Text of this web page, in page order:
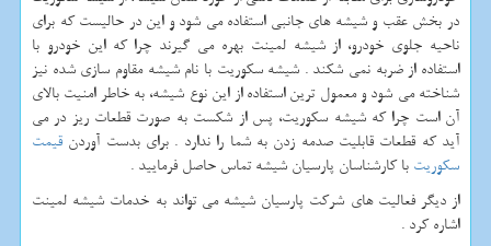
در بخش عقب و شیشه های جانبی استفاده می شود و این در حالیست که برای
ناحیه جلوی خودرو، از شیشه لمینت بهره می گیرند چرا که این خودرو با
استفاده از ضربه نمی شکند . شیشه سکوریت با نام شیشه مقاوم سازی شده نیز
شناخته می شود و معمول ترین استفاده از این نوع شیشه، به خاطر امنیت بالای
آن است چرا که شیشه سکوریت، پس از شکست به صورت قطعات ریز در می
آید که قطعات قابلیت صدمه زدن به شما را ندارد . برای بدست آوردن قیمت
سکوریت با کارشناسان پارسیان شیشه تماس حاصل فرمایید .
از دیگر فعالیت های شرکت پارسیان شیشه می تواند به خدمات شیشه لمینت
اشاره کرد .